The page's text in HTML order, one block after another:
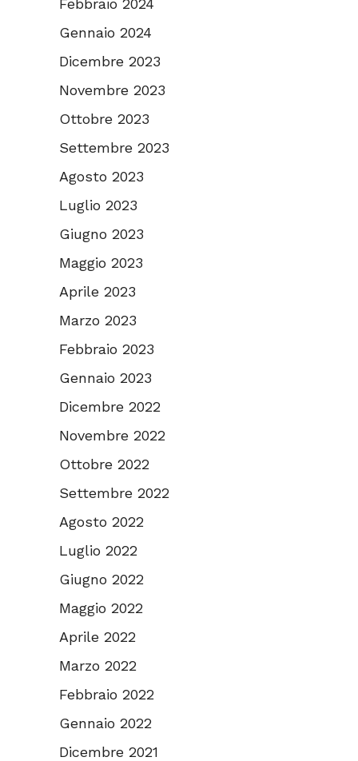
Gennaio 2024
Dicembre 2023
Novembre 2023
Ottobre 2023
Settembre 2023
Agosto 2023
Luglio 2023
Giugno 2023
Maggio 2023
Aprile 2023
Marzo 2023
Febbraio 2023
Gennaio 2023
Dicembre 2022
Novembre 2022
Ottobre 2022
Settembre 2022
Agosto 2022
Luglio 2022
Giugno 2022
Maggio 2022
Aprile 2022
Marzo 2022
Febbraio 2022
Gennaio 2022
Dicembre 2021